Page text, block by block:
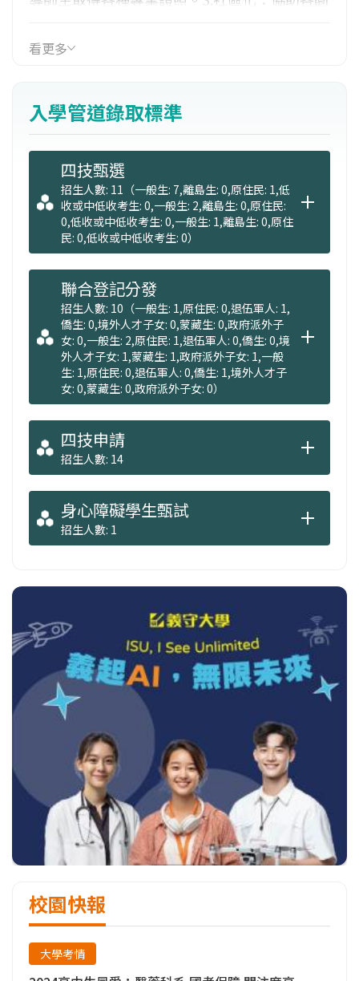
專業課程、社區保母系統與幼兒園輔導。4.產學
服務。
看更多
入學管道錄取標準
四技甄選
招生人數: 11（一般生: 7,離島生: 0,原住民: 1,低
收或中低收考生: 0,一般生: 2,離島生: 0,原住民:
0,低收或中低收考生: 0,一般生: 1,離島生: 0,原住
民: 0,低收或中低收考生: 0）
聯合登記分發
招生人數: 10（一般生: 1,原住民: 0,退伍軍人: 1,
僑生: 0,境外人才子女: 0,蒙藏生: 0,政府派外子
女: 0,一般生: 2,原住民: 1,退伍軍人: 0,僑生: 0,境
外人才子女: 1,蒙藏生: 1,政府派外子女: 1,一般
生: 1,原住民: 0,退伍軍人: 0,僑生: 1,境外人才子
女: 0,蒙藏生: 0,政府派外子女: 0）
四技申請
招生人數: 14
身心障礙學生甄試
招生人數: 1
校園快報
大學考情